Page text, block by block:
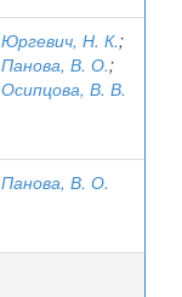
Юргевич, Н. К.;
Панова, В. О.;
Осипцова, В. В.
Панова, В. О.